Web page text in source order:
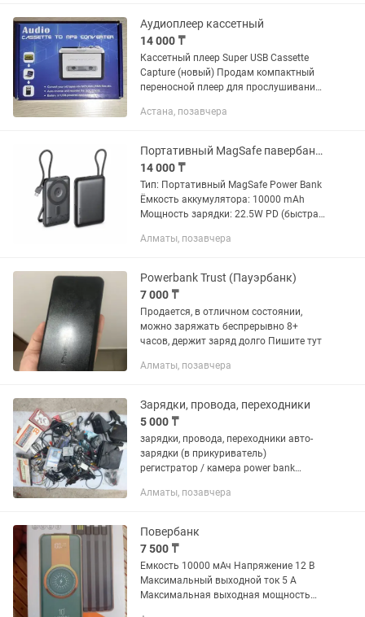
Аудиоплеер кассетный
14 000 ₸
Кассетный плеер Super USB Cassette
Capture (новый) Продам компактный
переносной плеер для прослушивания
любителей аналогового звука и
Астана, позавчера
Портативный MagSafe павербанк Remax Mc-01
14 000 ₸
Тип: Портативный MagSafe Power Bank
Ёмкость аккумулятора: 10000 mAh
Мощность зарядки: 22.5W PD (быстрая
(металлический сплав) Кабель:
Алматы, позавчера
Powerbank Trust (Пауэрбанк)
7 000 ₸
Продается, в отличном состоянии,
можно заряжать беспрерывно 8+
часов, держит заряд долго Пишите тут
Алматы, позавчера
Зарядки, провода, переходники
5 000 ₸
зарядки, провода, переходники авто-
зарядки (в прикуриватель)
регистратор / камера power bank
адаптеры и т.д. Продаю все одним
номеру
Алматы, позавчера
Повербанк
7 500 ₸
Емкость 10000 мАч Напряжение 12 В
Максимальный выходной ток 5 А
Максимальная выходная мощность